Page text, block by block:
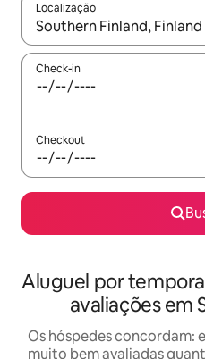
Localização
Quando os resultados
Check-in
Checkout
Aluguel por
avaliações em
Os hóspedes concordam:
muito bem avaliadas